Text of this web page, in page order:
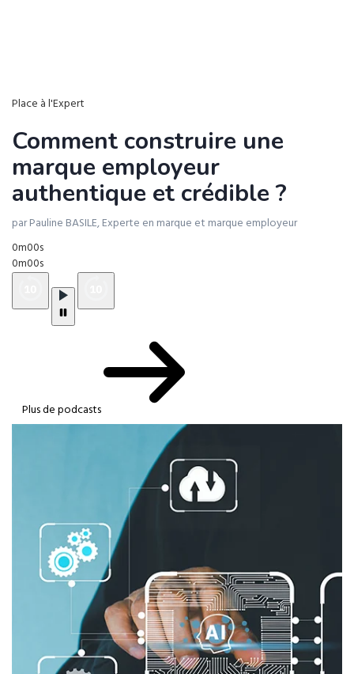
Place à l'Expert
Comment construire une
marque employeur
authentique et crédible ?
par Pauline BASILE, Experte en marque et marque employeur
0m00s
0m00s
Plus de podcasts